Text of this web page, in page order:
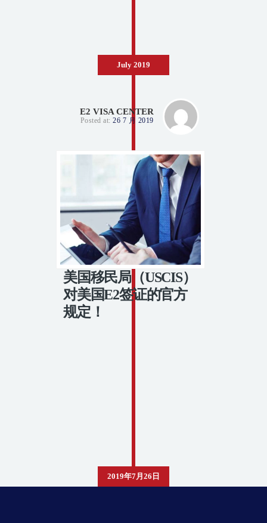
July 2019
E2 VISA CENTER
Posted at:26 7 月 2019
美国移民局（USCIS）
对美国E2签证的官方
规定！
2019年7月26日